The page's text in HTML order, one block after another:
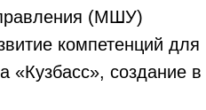
(МШУ)
компетенций для
«Кузбасс», создание в